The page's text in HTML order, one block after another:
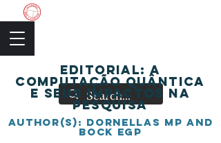
Editorial: A
computação quântica
e seus impactos na
pesquisa
author(s): Dornellas MP and
Bock EGP